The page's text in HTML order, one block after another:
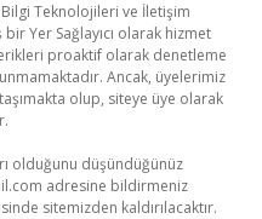
Bilgi Teknolojileri ve İletişim
Yer Sağlayıcı olarak hizmet
proaktif olarak denetleme
Ancak, üyelerimiz
olup, siteye üye olarak
olduğunu düşündüğünüz
adresine bildirmeniz
sitemizden kaldırılacaktır.